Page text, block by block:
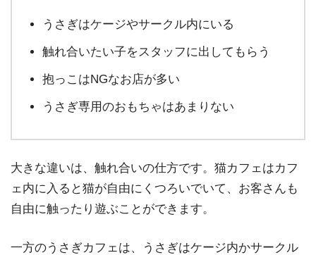
うさぎはケージやサークル内にいる
触れ合いたい子をスタッフに出してもらう
抱っこはNGなお店が多い
うさぎ専用のおもちゃはあまりない
大きな違いは、触れ合いの仕方です。猫カフェはカフ
ェ内に入ると猫が自由にくつろいでいて、お客さんも
自由に触ったり遊ぶことができます。
一方のうさぎカフェは、うさぎはケージ内かサークル